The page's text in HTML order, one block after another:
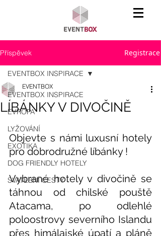
Příspěvek Registrace
EVENTBOX INSPIRACE
EVROPA
LYŽOVÁNÍ
EXOTIKA
DOG FRIENDLY HOTELY
SVATEBNÍ CESTY
EVENTBOX INSPIRACE
LÍBÁNKY V DIVOČINĚ
EVENTBOX
Objevte s námi luxusní hotely
pro dobrodružné líbánky !
Vybrané hotely v divočině se
táhnou od chilské pouště
Atacama, po odlehlé
poloostrovy severního Islandu
přes himálajské úpatí a pláně